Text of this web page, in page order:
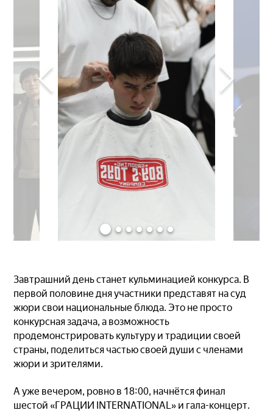
Завтрашний день станет кульминацией конкурса. В
первой половине дня участники представят на суд
жюри свои национальные блюда. Это не просто
конкурсная задача, а возможность
продемонстрировать культуру и традиции своей
страны, поделиться частью своей души с членами
жюри и зрителями.
А уже вечером, ровно в 18:00, начнётся финал
шестой «ГРАЦИИ INTERNATIONAL» и гала-концерт.